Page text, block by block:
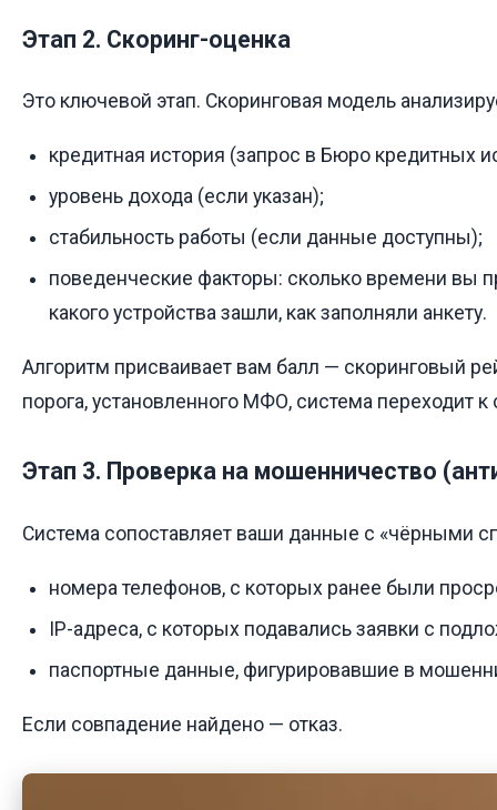
Этап 2. Скоринг-оценка
Это ключевой этап. Скоринговая модель
кредитная история (запрос в Бюро кредитных
уровень дохода (если указан);
стабильность работы (если данные доступны);
поведенческие факторы: сколько времени вы
какого устройства зашли, как заполняли анкету.
Алгоритм присваивает вам балл — скоринговый
порога, установленного МФО, система переходит
Этап 3. Проверка на мошенничество
Система сопоставляет ваши данные с «чёрными
номера телефонов, с которых ранее были
IP-адреса, с которых подавались заявки с
паспортные данные, фигурировавшие в
Если совпадение найдено — отказ.